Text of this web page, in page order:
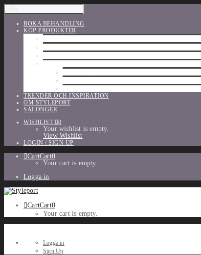
BOKA BEHANDLING
KÖP PRODUKTER
TRENDER OCH INSPIRATION
OM STYLEPORT
SALONGER
WISHLIST
0
Your wishlist is empty.
View Wishlist
LOGIN / SIGN UP
CartCart0
Your cart is empty.
Logga in
CartCart0
Your cart is empty.
Logga in
Sign Up